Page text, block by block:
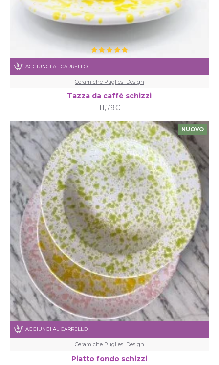
Ceramiche Pugliesi Design
Tazza da caffè schizzi
11,79€
AGGIUNGI AL CARRELLO
NUOVO
Ceramiche Pugliesi Design
Piatto fondo schizzi
AGGIUNGI AL CARRELLO